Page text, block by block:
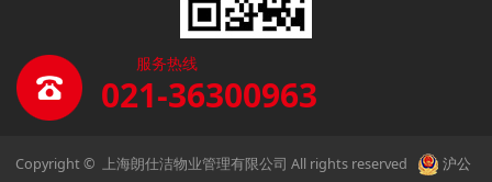
服务热线
021-36300963
Copyright © 上海朗仕洁物业管理有限公司 All rights reserved
沪公